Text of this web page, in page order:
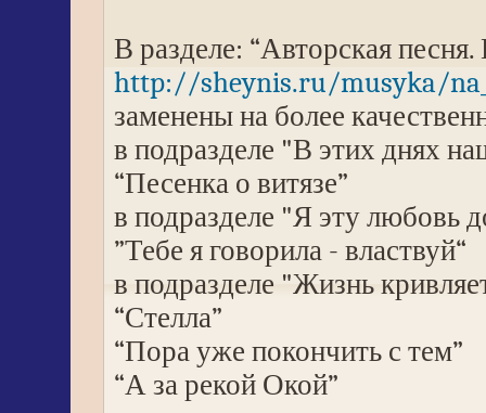
В разделе: “Авторская
http://sheynis.ru/musyka/
заменены на более
в подразделе "В этих днях
“Песенка о витязе”
в подразделе "Я эту любовь
”Тебе я говорила - властвуй“
в подразделе "Жизнь
“Стелла”
“Пора уже покончить с тем”
“А за рекой Окой”